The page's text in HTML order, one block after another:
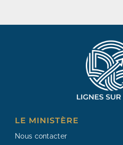
LE MINISTÈRE
Nous contacter